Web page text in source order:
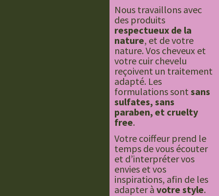
Nous travaillons avec
des produits
respectueux de la
nature, et de votre
nature. Vos cheveux et
votre cuir chevelu
reçoivent un traitement
adapté. Les
formulations sontsans
sulfates, sans
paraben, et cruelty
free.
Votre coiffeur prend le
temps de vous écouter
et d’interpréter vos
envies et vos
inspirations, afin de les
adapter à votre style.